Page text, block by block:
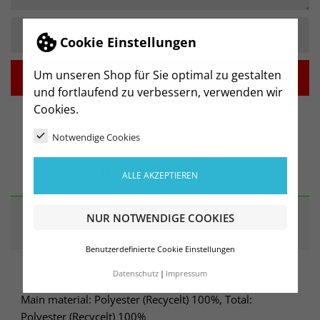
Cookie Einstellungen
Um unseren Shop für Sie optimal zu gestalten
und fortlaufend zu verbessern, verwenden wir
Cookies.
Notwendige Cookies
ALLE AKZEPTIEREN
NUR NOTWENDIGE COOKIES
Benutzerdefinierte Cookie Einstellungen
Datenschutz Impressum
 IN DEN WARENKORB
BESCHREIBUNG
ARTIKELDETAILS
Main material: Polyester (Recycelt) 100%, Total:
Polyester (Recycelt) 100%